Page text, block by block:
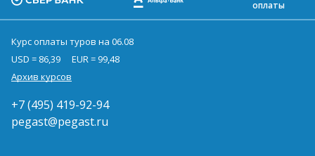
оплаты
Курс оплаты туров на 06.08
USD = 86,39
EUR = 99,48
Архив курсов
+7 (495) 419-92-94
pegast@pegast.ru